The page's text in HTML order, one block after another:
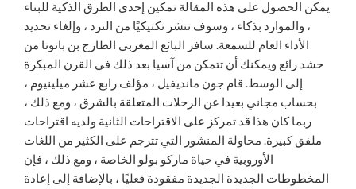
يمكن الحصول على هذه المقالة تمكين إحدى الطرق الذكية للبناء
، والموارد بذكاء ، وسوف تنشر تكتيكيًا من النرد ، وإلغاء تحديد
الأداء العام للسمعة. سافر البائع المغربي الطازج بن باتوتا من
حشد رائع ويمكنك أن تتمكن من آسيا بعد ذلك في القرن المبكرة
إلى الوسط. قام جون مانديفيل ، مؤلف رابع عشر ميلينيوم ،
بحساب مجاني بعيدا عن الرحلات المتعلقة بالشرق ، ومع ذلك ،
ربما كان هذا قد تمركز على الاقتراحات الثانية ولديه اقتراحات
ملفق كبيرة. محاولة المنشور التي تترجم على الكثير من اللغات
الأوروبية في حياة ماركو بولو الخاصة ، ومع ذلك ، فإن
المخطوطات الجديدة الجديدة مفقودة فعليًا ، بالإضافة إلى إعادة